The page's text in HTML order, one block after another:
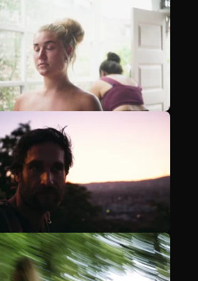
Meer bekijken